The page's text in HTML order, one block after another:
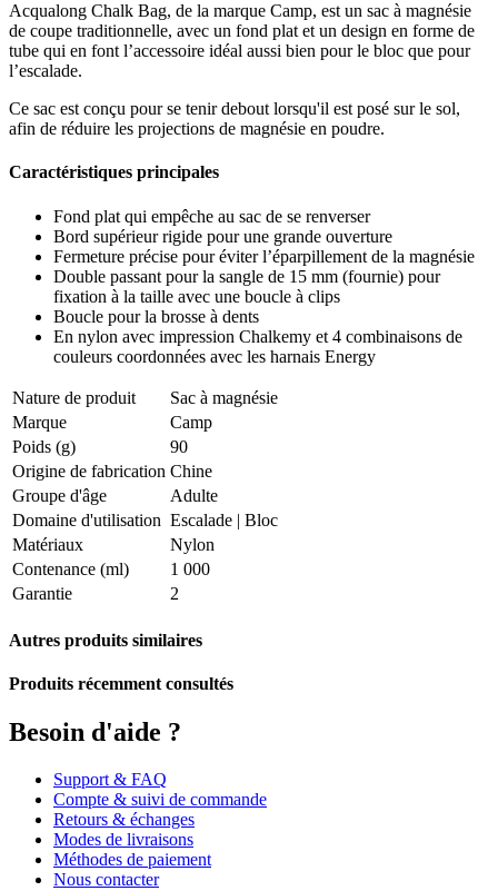
Acqualong Chalk Bag, de la marque Camp, est un sac à magnésie
de coupe traditionnelle, avec un fond plat et un design en forme de
tube qui en font l’accessoire idéal aussi bien pour le bloc que pour
l’escalade.
Ce sac est conçu pour se tenir debout lorsqu'il est posé sur le sol,
afin de réduire les projections de magnésie en poudre.
Caractéristiques principales
Fond plat qui empêche au sac de se renverser
Bord supérieur rigide pour une grande ouverture
Fermeture précise pour éviter l’éparpillement de la magnésie
Double passant pour la sangle de 15 mm (fournie) pour
fixation à la taille avec une boucle à clips
Boucle pour la brosse à dents
En nylon avec impression Chalkemy et 4 combinaisons de
couleurs coordonnées avec les harnais Energy
Nature de produit
Sac à magnésie
Marque
Camp
Poids (g)
90
Origine de fabrication Chine
Groupe d'âge
Adulte
Domaine d'utilisation Escalade | Bloc
Matériaux
Nylon
Contenance (ml)
1 000
Garantie
2
Autres produits similaires
Produits récemment consultés
Besoin d'aide ?
Support & FAQ
Compte & suivi de commande
Retours & échanges
Modes de livraisons
Méthodes de paiement
Nous contacter